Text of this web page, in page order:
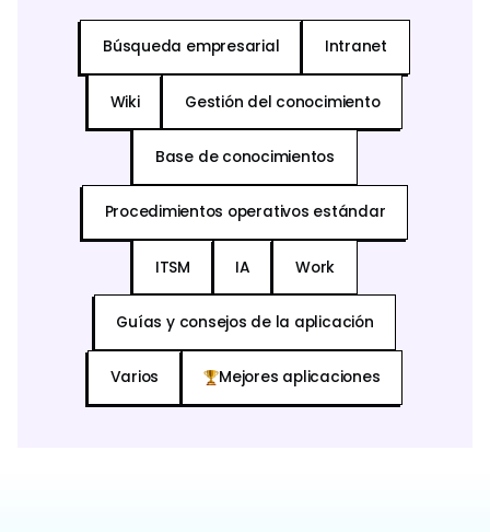
Búsqueda empresarial Intranet
Wiki Gestión del conocimiento
Base de conocimientos
Procedimientos operativos estándar
ITSM IA Work
Guías y consejos de la aplicación
Varios Mejores aplicaciones